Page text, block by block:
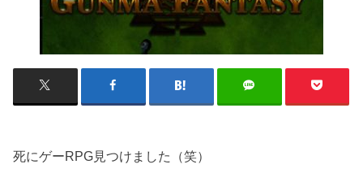
死にゲーRPG見つけました（笑）